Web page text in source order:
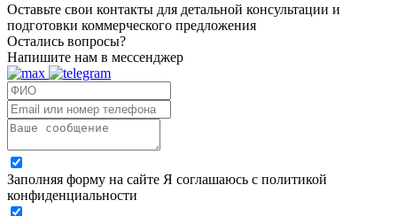
Оставьте свои контакты для детальной консультации и
подготовки коммерческого предложения
Остались вопросы?
Напишите нам в мессенджер
Заполняя форму на сайте Я соглашаюсь с политикой
конфиденциальности